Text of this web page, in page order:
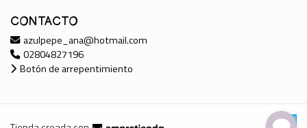
CONTACTO
azulpepe_ana@hotmail.com
02804827196
Botón de arrepentimiento